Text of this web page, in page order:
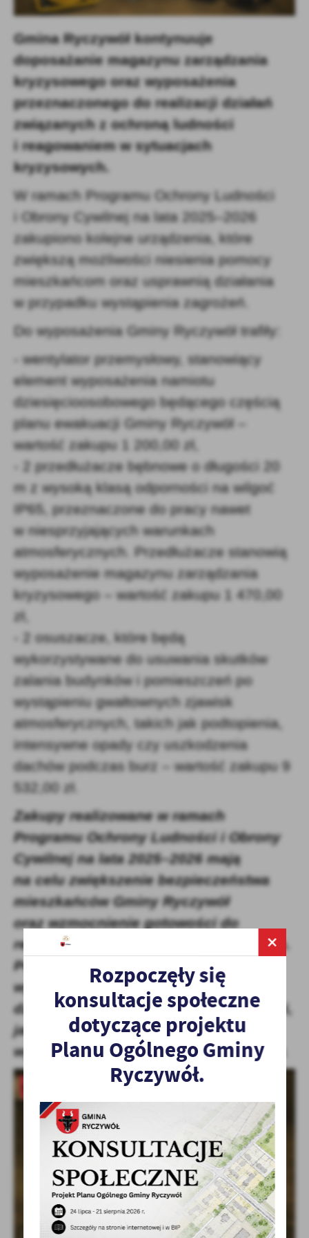
firm będących naszymi partnerami oraz innych dostawców usług.
Firmy te działają w charakterze pośredników prezentujących nasze
treści w postaci wiadomości, ofert, komunikatów mediów
społecznościowych.
Gmina Ryczywół kontynuuje
doposażanie magazynu zarządzania
kryzysowego oraz wyposażenia
przeznaczonego do realizacji działań
związanych z ochroną ludności
i reagowaniem w sytuacjach
kryzysowych.
W ramach Programu Ochrony Ludności
i Obrony Cywilnej na lata 2025–2026
zakupiono kolejne urządzenia, które
zwiększą możliwości niesienia pomocy
mieszkańcom oraz usprawnią działania
w przypadku wystąpienia zagrożeń.
Do wyposażenia Gminy Ryczywół trafiły:
- wentylator przemysłowy, stanowiący
element wyposażenia namiotu
dziesięcioosobowego będącego częścią
planu ewakuacji Gminy Ryczywół –
wartość zakupu 1 200,00 zł,
- 2 przedłużacze bębnowe o długości 20
m z wysoką klasą odporności na wilgoć
IP65, przeznaczone do pracy nawet
w niesprzyjających warunkach
atmosferycznych. Przedłużacze stanowią
wyposażenie magazynu zarządzania
kryzysowego – wartość zakupu 1 470,00
zł,
- 2 osuszacze, które będą
wykorzystywane do usuwania skutków
zalania budynków i pomieszczeń po
wystąpieniu gwałtownych zjawisk
atmosferycznych, takich jak podtopienia,
intensywne opady czy uszkodzenia
dachów podczas burz – wartość zakupu 9
532,00 zł.
Zakupy realizowane w ramach
Programu Ochrony Ludności i Obrony
Cywilnej na lata 2025–2026 mają
na celu zwiększenie bezpieczeństwa
mieszkańców Gminy Ryczywół
oraz wzmocnienie gotowości do
reagowania w sytuacjach kryzysowych.
Pozyskany sprzęt będzie
wykorzystywany zarówno podczas
działań związanych z ochroną ludności,
jak i w codziennych sytuacjach
wymagających wsparcia mieszkańców.
Rozpoczęły się
konsultacje społeczne
dotyczące projektu
Planu Ogólnego Gminy
Ryczywół.